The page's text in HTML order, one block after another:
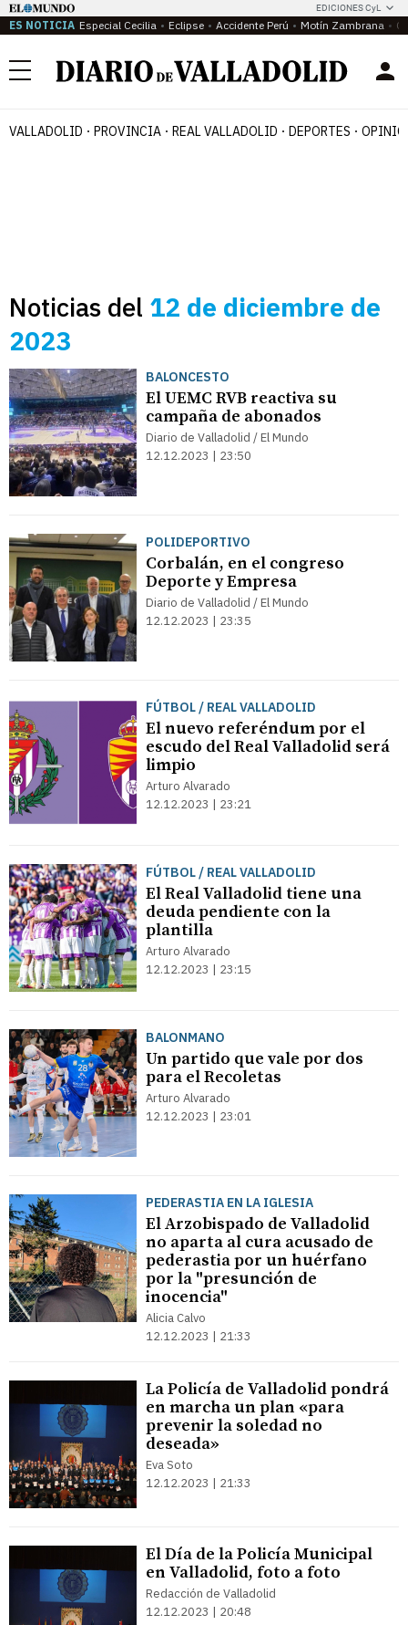
EDICIONES CyL
ES NOTICIA Especial Cecilia Eclipse Accidente Perú Motín Zambrana
Menú
VALLADOLID PROVINCIA REAL VALLADOLID DEPORTES
Noticias del 12 de diciembre de
2023
BALONCESTO
El UEMC RVB reactiva su
campaña de abonados
Diario de Valladolid / El Mundo
12.12.2023 | 23:50
POLIDEPORTIVO
Corbalán, en el congreso
Deporte y Empresa
Diario de Valladolid / El Mundo
12.12.2023 | 23:35
FÚTBOL / REAL VALLADOLID
El nuevo referéndum por el
escudo del Real Valladolid será
limpio
Arturo Alvarado
12.12.2023 | 23:21
FÚTBOL / REAL VALLADOLID
El Real Valladolid tiene una
deuda pendiente con la
plantilla
Arturo Alvarado
12.12.2023 | 23:15
BALONMANO
Un partido que vale por dos
para el Recoletas
Arturo Alvarado
12.12.2023 | 23:01
PEDERASTIA EN LA IGLESIA
El Arzobispado de Valladolid
no aparta al cura acusado de
pederastia por un huérfano
por la "presunción de
inocencia"
Alicia Calvo
12.12.2023 | 21:33
La Policía de Valladolid pondrá
en marcha un plan «para
prevenir la soledad no
deseada»
Eva Soto
12.12.2023 | 21:33
El Día de la Policía Municipal
en Valladolid, foto a foto
Redacción de Valladolid
12.12.2023 | 20:48